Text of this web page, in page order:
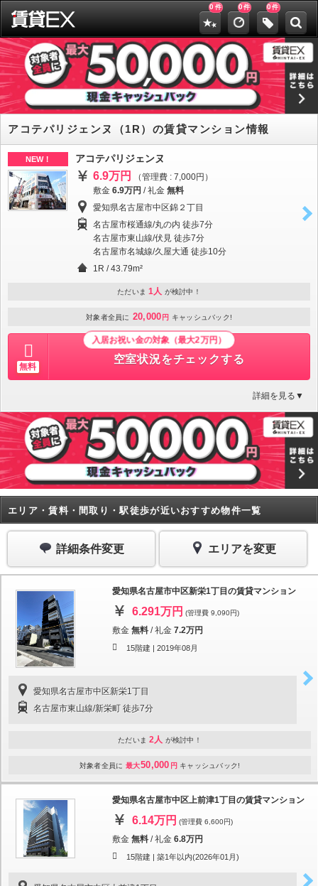
0 件 0件 0件
アコテパリジェンヌ（1R）の賃貸マンション情報
NEW！ アコテパリジェンヌ
6.9万円
（管理費 : 7,000円）
敷金 6.9万円 /礼金 無料
愛知県名古屋市中区錦２丁目
名古屋市桜通線/丸の内 徒歩7分
名古屋市東山線/伏見 徒歩7分
名古屋市名城線/久屋大通 徒歩10分
1R / 43.79m²
ただいま 1人 が検討中！
対象者全員に 20,000 円 キャッシュバック!
無料
入居お祝い金の対象（最大2万円）
空室状況をチェックする
詳細を見る▼
エリア・賃料・間取り・駅徒歩が近いおすすめ物件一覧
詳細条件変更 エリアを変更
愛知県名古屋市中区新栄1丁目の賃貸マンション
6.291万円 (管理費 9,090円)
敷金 無料 /礼金 7.2万円
15階建 | 2019年08月
愛知県名古屋市中区新栄1丁目
名古屋市東山線/新栄町 徒歩7分
ただいま 2人 が検討中！
対象者全員に 最大50,000 円 キャッシュバック!
愛知県名古屋市中区上前津1丁目の賃貸マンション
6.14万円 (管理費 6,600円)
敷金 無料 /礼金 6.8万円
15階建 | 築1年以内(2026年01月)